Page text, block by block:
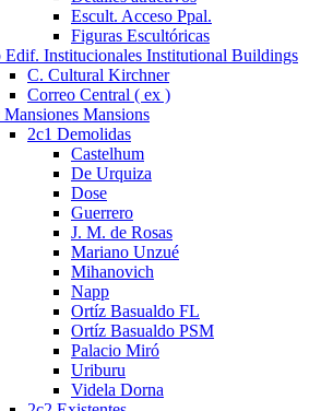
Escult. Acceso Ppal.
Figuras Escultóricas
Edif. Institucionales Institutional Buildings
C. Cultural Kirchner
Correo Central ( ex )
Mansiones Mansions
2c1 Demolidas
Castelhum
De Urquiza
Dose
Guerrero
J. M. de Rosas
Mariano Unzué
Mihanovich
Napp
Ortíz Basualdo FL
Ortíz Basualdo PSM
Palacio Miró
Uriburu
Videla Dorna